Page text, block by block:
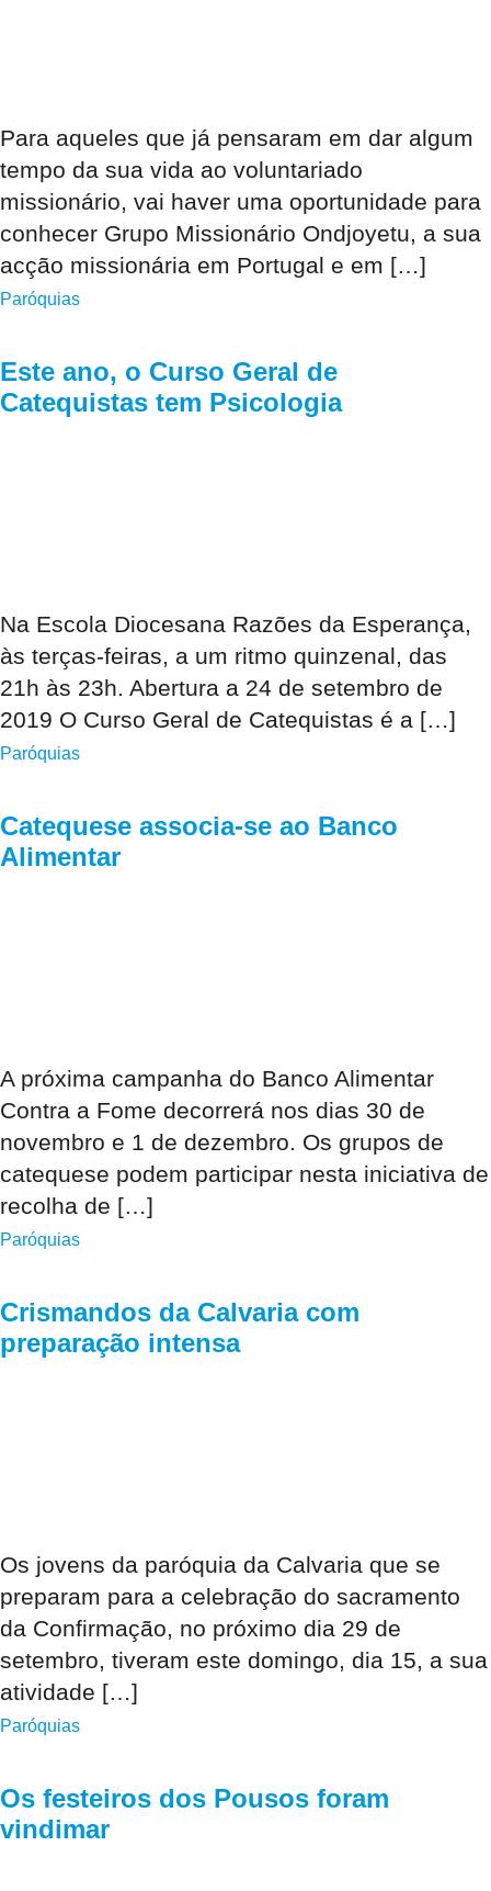
Para aqueles que já pensaram em dar algum
tempo da sua vida ao voluntariado
missionário, vai haver uma oportunidade para
conhecer Grupo Missionário Ondjoyetu, a sua
acção missionária em Portugal e em […]
Paróquias
Este ano, o Curso Geral de
Catequistas tem Psicologia
Na Escola Diocesana Razões da Esperança,
às terças-feiras, a um ritmo quinzenal, das
21h às 23h. Abertura a 24 de setembro de
2019 O Curso Geral de Catequistas é a […]
Paróquias
Catequese associa-se ao Banco
Alimentar
A próxima campanha do Banco Alimentar
Contra a Fome decorrerá nos dias 30 de
novembro e 1 de dezembro. Os grupos de
catequese podem participar nesta iniciativa de
recolha de […]
Paróquias
Crismandos da Calvaria com
preparação intensa
Os jovens da paróquia da Calvaria que se
preparam para a celebração do sacramento
da Confirmação, no próximo dia 29 de
setembro, tiveram este domingo, dia 15, a sua
atividade […]
Paróquias
Os festeiros dos Pousos foram
vindimar